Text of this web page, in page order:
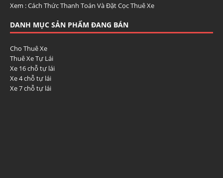
Xem :Cách Thức Thanh Toán Và Đặt Cọc Thuê Xe
DANH MỤC SẢN PHẨM ĐANG BÁN
Cho Thuê Xe
Thuê Xe Tự Lái
Xe 16 chỗ tự lái
Xe 4 chỗ tự lái
Xe 7 chỗ tự lái